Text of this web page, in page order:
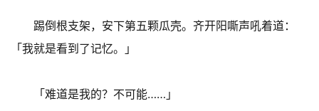
踢倒根支架，安下第五颗瓜壳。齐开阳嘶声吼着道：
「我就是看到了记忆。」
「难道是我的？不可能……」